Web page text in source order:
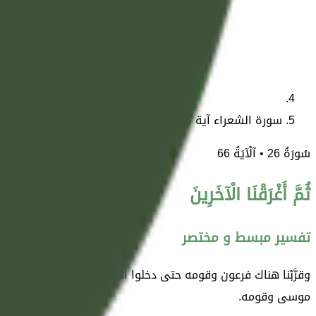
سورة الشعراء آية 66
سُورَةُ26• آلْآيَةُ66
ثُمَّ أَغْرَقْنَا الْآخَرِينَ
تفسير مبسط و مختصر
وقرَّبْنا هناك فرعون وقومه حتى دخلوا البحر، وأنجينا موسى ومَن
موسى وقومه.